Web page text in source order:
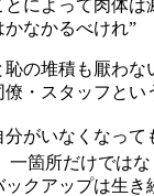
によって肉体
なかるべけれ”
の堆積も厭わ
・スタッフとい
がいなくなっ
一箇所だけでは
クアップは生